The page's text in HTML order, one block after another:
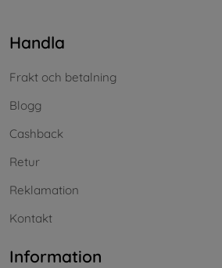
Handla
Frakt och betalning
Blogg
Cashback
Retur
Reklamation
Kontakt
Information